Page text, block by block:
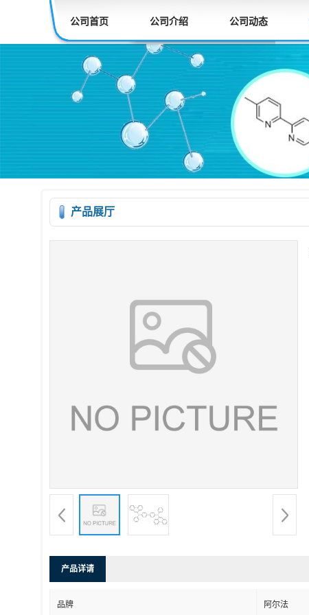
公司首页 公司介绍 公司动态
产品展厅
产品详请
品牌 阿尔法